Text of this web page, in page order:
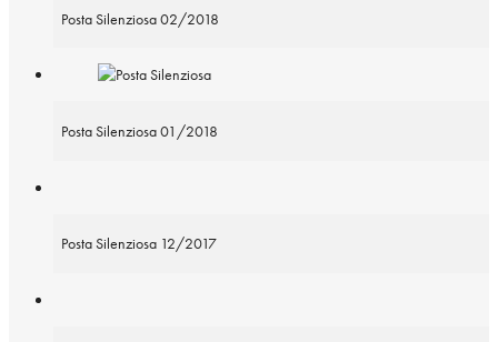
Posta Silenziosa 02/2018
Posta Silenziosa 01/2018
Posta Silenziosa 12/2017